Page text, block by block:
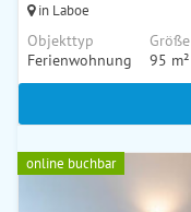
in Laboe
Objekttyp
Ferienwohnung
Größe
95 m²
online buchbar